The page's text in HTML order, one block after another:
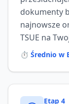
dokumenty
najnowsze
TSUE na
⏱️ Średnio w
Etap 4